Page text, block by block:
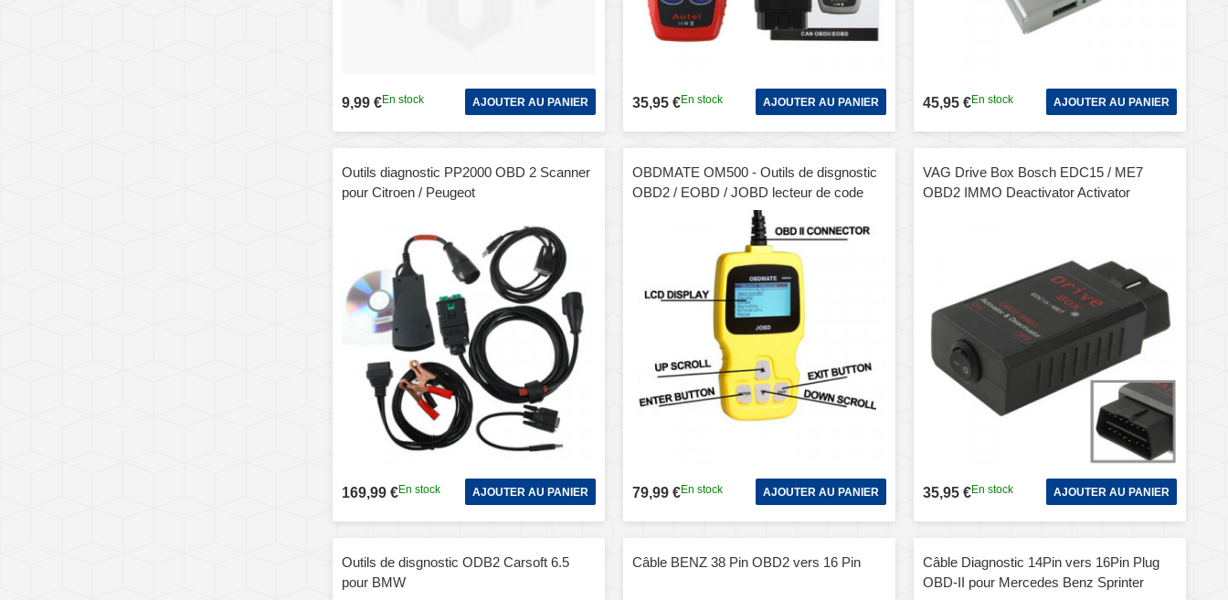
9,99 €En stock AJOUTER AU PANIER 35,95 €En stock AJOUTER AU PANIER 45,95 €En stock AJOUTER AU PANIER
Outils diagnostic PP2000 OBD 2 Scanner
pour Citroen / Peugeot
169,99 €En stock AJOUTER AU PANIER
OBDMATE OM500 - Outils de disgnostic
OBD2 / EOBD / JOBD lecteur de code
79,99 €En stock AJOUTER AU PANIER
VAG Drive Box Bosch EDC15 / ME7
OBD2 IMMO Deactivator Activator
35,95 €En stock AJOUTER AU PANIER
Outils de disgnostic ODB2 Carsoft 6.5
pour BMW
Câble BENZ 38 Pin OBD2 vers 16 Pin
Câble Diagnostic 14Pin vers 16Pin Plug
OBD-II pour Mercedes Benz Sprinter